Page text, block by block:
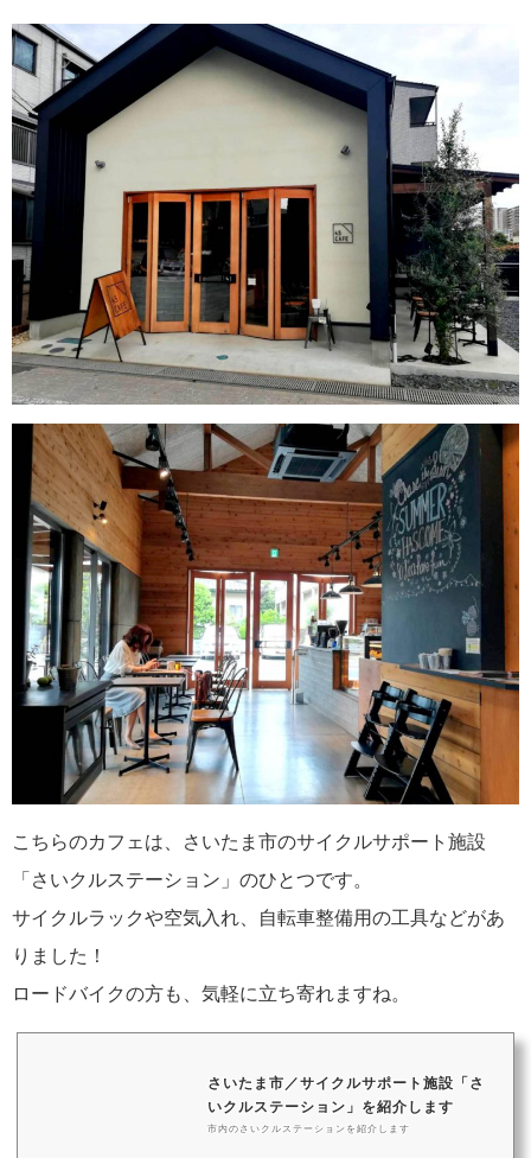
こちらのカフェは、さいたま市のサイクルサポート施設
「さいクルステーション」のひとつです。
サイクルラックや空気入れ、自転車整備用の工具などがあ
りました！
ロードバイクの方も、気軽に立ち寄れますね。
さいたま市／サイクルサポート施設「さ
いクルステーション」を紹介します
市内のさいクルステーションを紹介します